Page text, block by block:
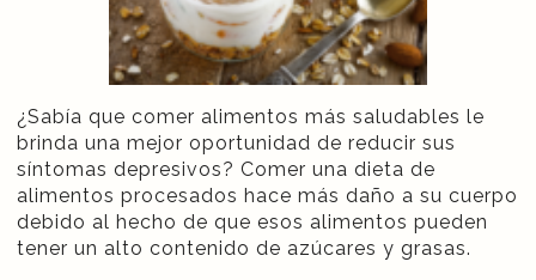
¿Sabía que comer alimentos más saludables le
brinda una mejor oportunidad de reducir sus
síntomas depresivos? Comer una dieta de
alimentos procesados hace más daño a su cuerpo
debido al hecho de que esos alimentos pueden
tener un alto contenido de azúcares y grasas.